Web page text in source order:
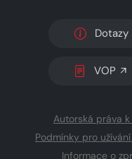
Dotazy
VOP
Autorská práva
Podmínky pro
Informace o